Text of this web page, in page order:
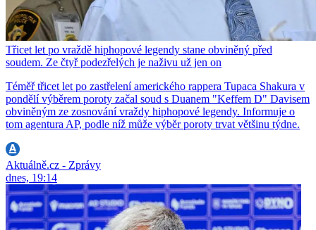
Třicet let po vraždě hiphopové legendy stane obviněný před
soudem. Ze čtyř podezřelých je naživu už jen on
Téměř třicet let po zastřelení amerického rappera Tupaca Shakura v
pondělí výběrem poroty začal soud s Duanem "Keffem D" Davisem
obviněným ze zosnování vraždy hiphopové legendy. Informuje o
tom agentura AP, podle níž může výběr poroty trvat většinu týdne.
Aktuálně.cz - Zprávy
dnes, 19:14